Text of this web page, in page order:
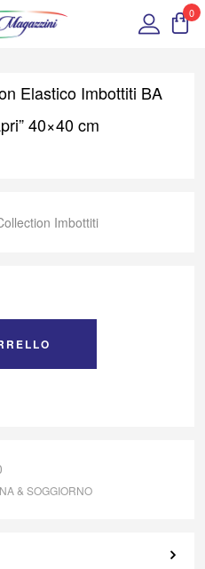
0
Elastico Imbottiti BA
40×40 cm
Imbottiti
& SOGGIORNO